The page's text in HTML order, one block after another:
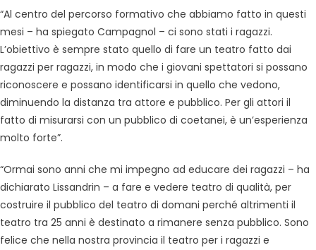
“Al centro del percorso formativo che abbiamo fatto in questi
mesi – ha spiegato Campagnol – ci sono stati i ragazzi.
L’obiettivo è sempre stato quello di fare un teatro fatto dai
ragazzi per ragazzi, in modo che i giovani spettatori si possano
riconoscere e possano identificarsi in quello che vedono,
diminuendo la distanza tra attore e pubblico. Per gli attori il
fatto di misurarsi con un pubblico di coetanei, è un’esperienza
molto forte”.
“Ormai sono anni che mi impegno ad educare dei ragazzi – ha
dichiarato Lissandrin – a fare e vedere teatro di qualità, per
costruire il pubblico del teatro di domani perché altrimenti il
teatro tra 25 anni è destinato a rimanere senza pubblico. Sono
felice che nella nostra provincia il teatro per i ragazzi e